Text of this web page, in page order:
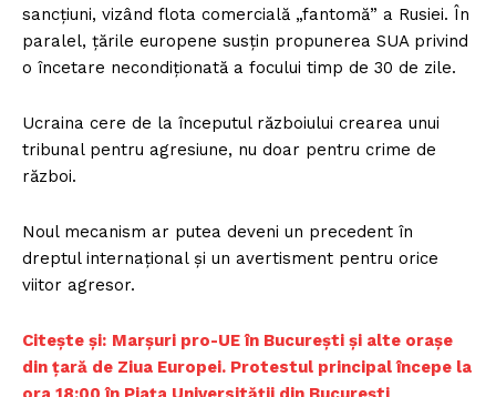
sancțiuni, vizând flota comercială „fantomă” a Rusiei. În
paralel, țările europene susțin propunerea SUA privind
o încetare necondiționată a focului timp de 30 de zile.
Ucraina cere de la începutul războiului crearea unui
tribunal pentru agresiune, nu doar pentru crime de
război.
Noul mecanism ar putea deveni un precedent în
dreptul internațional și un avertisment pentru orice
viitor agresor.
Citește și: Marșuri pro-UE în București și alte orașe
din țară de Ziua Europei. Protestul principal începe la